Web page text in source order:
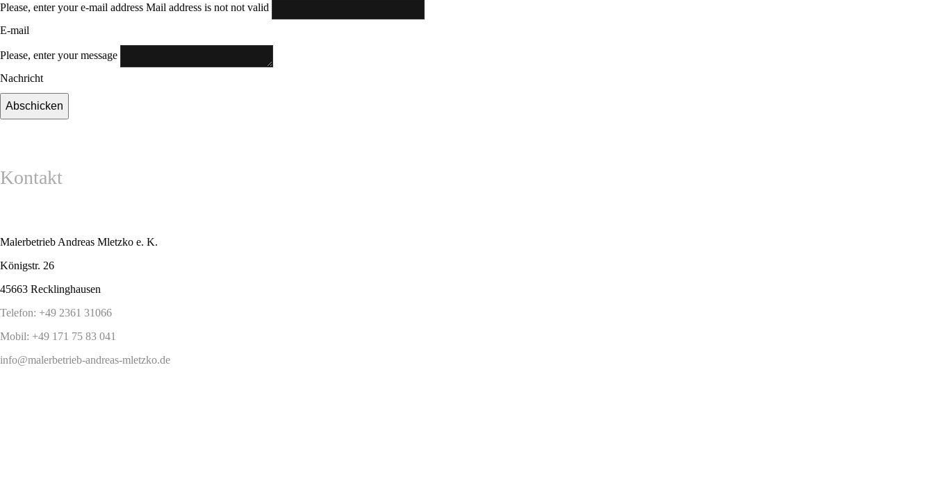
Please, enter your e-mail address Mail address is not not valid
E-mail
Please, enter your message
Nachricht
Kontakt
Malerbetrieb Andreas Mletzko e. K.
Königstr. 26
45663 Recklinghausen
Telefon: +49 2361 31066
Mobil: +49 171 75 83 041
info@malerbetrieb-andreas-mletzko.de